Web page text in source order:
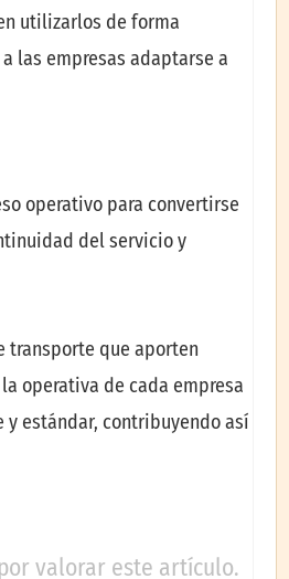
utilizarlos de forma
las empresas adaptarse a
operativo para convertirse
del servicio y
transporte que aporten
operativa de cada empresa
estándar, contribuyendo así
valorar este artículo.